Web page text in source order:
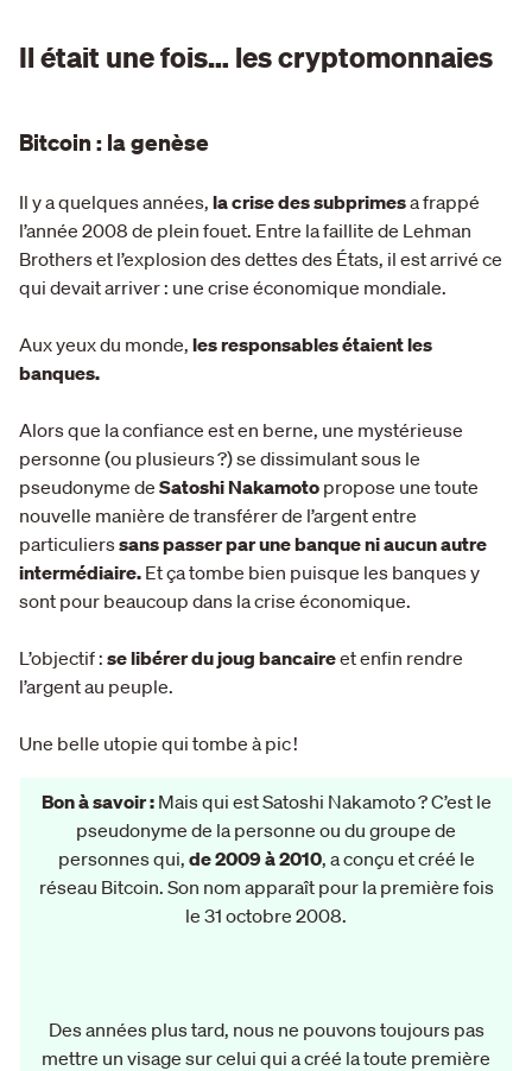
Il était une fois… les cryptomonnaies
Bitcoin : la genèse
Il y a quelques années, la crise des subprimesa frappé
l’année 2008 de plein fouet. Entre la faillite de Lehman
Brothers et l’explosion des dettes des États, il est arrivé ce
qui devait arriver : une crise économique mondiale.
Aux yeux du monde, les responsables étaient les
banques.
Alors que la confiance est en berne, une mystérieuse
personne (ou plusieurs ?) se dissimulant sous le
pseudonyme de Satoshi Nakamoto propose une toute
nouvelle manière de transférer de l’argent entre
particulierssans passer par une banque ni aucun autre
intermédiaire. Et ça tombe bien puisque les banques y
sont pour beaucoup dans la crise économique.
L’objectif : se libérer du joug bancaireet enfin rendre
l’argent au peuple.
Une belle utopie qui tombe à pic !
Bon à savoir :Mais qui est Satoshi Nakamoto ? C’est le
pseudonyme de la personne ou du groupe de
personnes qui, de 2009 à 2010, a conçu et créé le
réseau Bitcoin. Son nom apparaît pour la première fois
le 31 octobre 2008.
Des années plus tard, nous ne pouvons toujours pas
mettre un visage sur celui qui a créé la toute première